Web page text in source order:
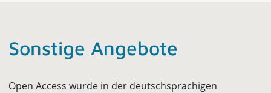
Sonstige Angebote
Open Access wurde in der deutschsprachigen